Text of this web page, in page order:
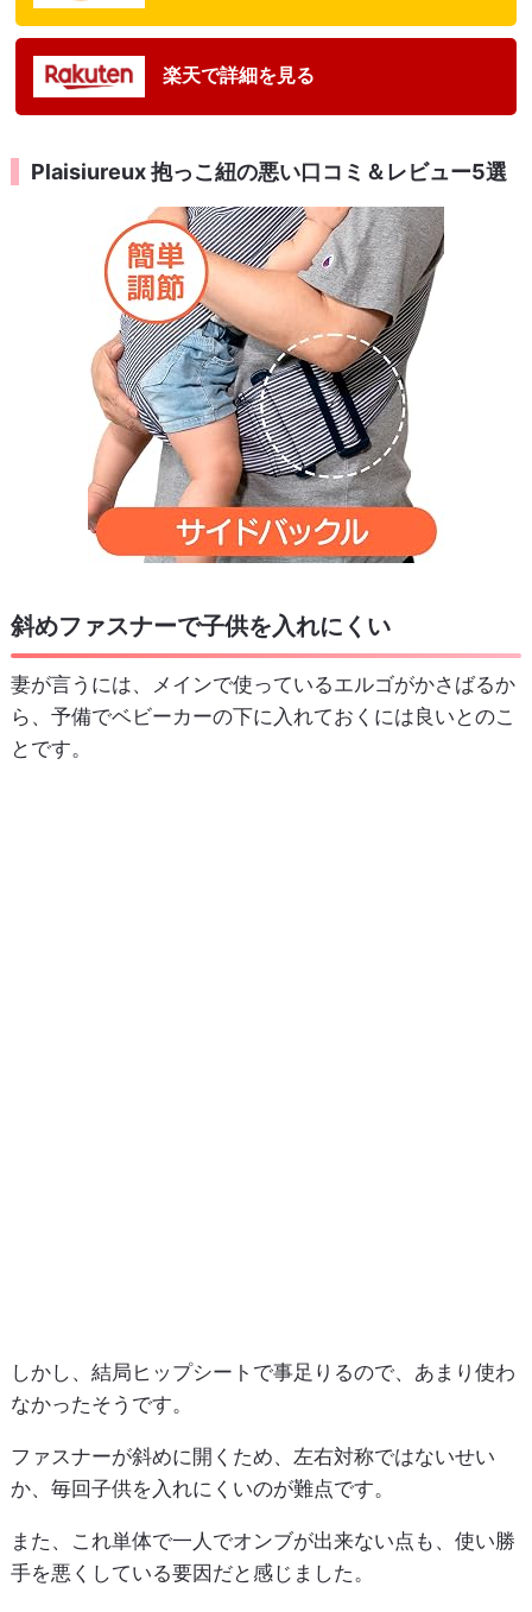
楽天で詳細を見る
Plaisiureux 抱っこ紐の悪い口コミ＆レビュー5選
斜めファスナーで子供を入れにくい
妻が言うには、メインで使っているエルゴがかさばるか
ら、予備でベビーカーの下に入れておくには良いとのこ
とです。
しかし、結局ヒップシートで事足りるので、あまり使わ
なかったそうです。
ファスナーが斜めに開くため、左右対称ではないせい
か、毎回子供を入れにくいのが難点です。
また、これ単体で一人でオンブが出来ない点も、使い勝
手を悪くしている要因だと感じました。